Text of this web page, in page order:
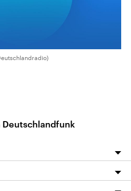
Deutschlandfunk